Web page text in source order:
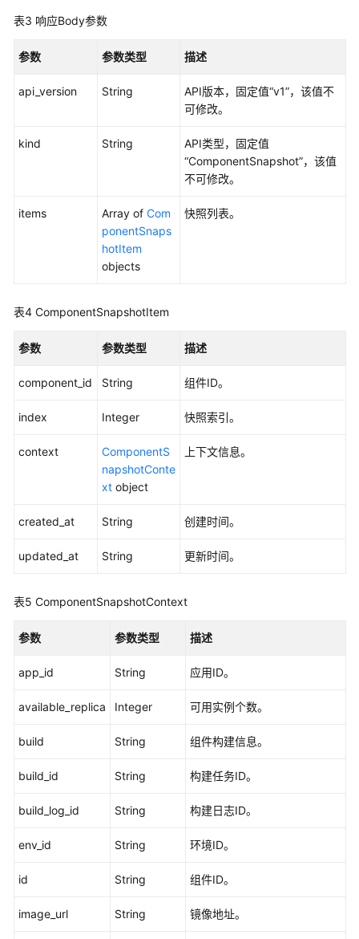
组
-
作
ExecuteAction
快
列
取
表
ListComponentInstances
配
表3 响应Body参数
参数 参数类型 描述
api_version String
API版本，固定值“v1”，该值不
可修改。
kind String
API类型，固定值
“ComponentSnapshot”，该值
不可修改。
items Array of Com
ponentSnaps
hotItem
objects
快照列表。
表4 ComponentSnapshotItem
参数 参数类型 描述
component_id String 组件ID。
index Integer 快照索引。
context
ComponentS
napshotConte
xt object
上下文信息。
created_at String 创建时间。
updated_at String 更新时间。
表5 ComponentSnapshotContext
参数 参数类型 描述
app_id String 应用ID。
available_replica Integer 可用实例个数。
build String 组件构建信息。
build_id String 构建任务ID。
build_log_id String 构建日志ID。
env_id String 环境ID。
id String 组件ID。
image_url String 镜像地址。